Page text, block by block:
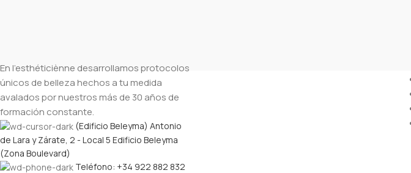
En l’esthéticiènne desarrollamos protocolos
únicos de belleza hechos a tu medida
avalados por nuestros más de 30 años de
formación constante.
(Edificio Beleyma) Antonio
de Lara y Zárate, 2 - Local 5 Edificio Beleyma
(Zona Boulevard)
Teléfono: +34 922 882 832